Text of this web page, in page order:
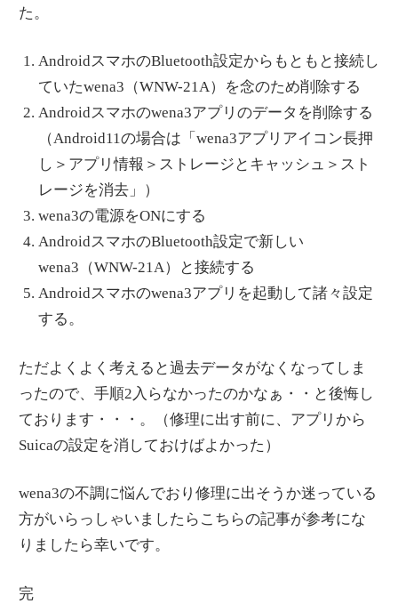
た。
AndroidスマホのBluetooth設定からもともと接続し
ていたwena3（WNW-21A）を念のため削除する
Androidスマホのwena3アプリのデータを削除する
（Android11の場合は「wena3アプリアイコン長押
し＞アプリ情報＞ストレージとキャッシュ＞スト
レージを消去」）
wena3の電源をONにする
AndroidスマホのBluetooth設定で新しい
wena3（WNW-21A）と接続する
Androidスマホのwena3アプリを起動して諸々設定
する。
ただよくよく考えると過去データがなくなってしま
ったので、手順2入らなかったのかなぁ・・と後悔し
ております・・・。（修理に出す前に、アプリから
Suicaの設定を消しておけばよかった）
wena3の不調に悩んでおり修理に出そうか迷っている
方がいらっしゃいましたらこちらの記事が参考にな
りましたら幸いです。
完